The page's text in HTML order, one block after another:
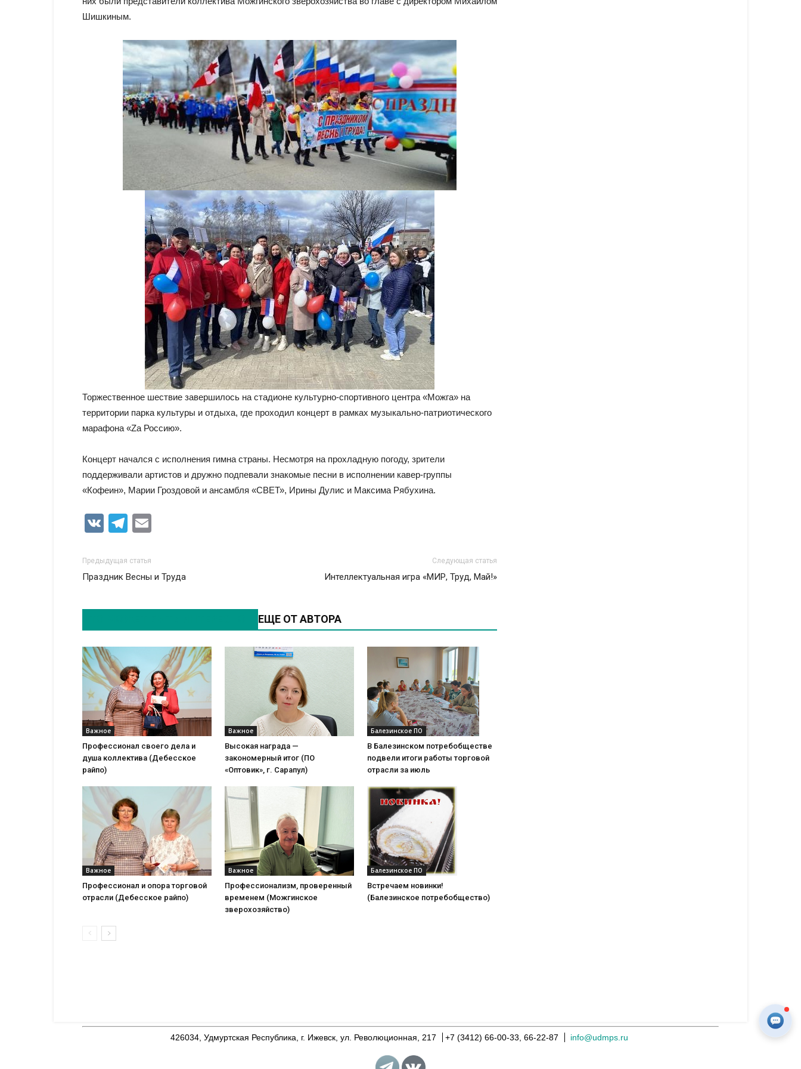
Шишкиным.
Торжественное шествие завершилось на стадионе культурно-спортивного центра «Можга» на
территории парка культуры и отдыха, где проходил концерт в рамках музыкально-патриотического
марафона «Zа Россию».
Концерт начался с исполнения гимна страны. Несмотря на прохладную погоду, зрители
поддерживали артистов и дружно подпевали знакомые песни в исполнении кавер-группы
«Кофеин», Марии Гроздовой и ансамбля «СВЕТ», Ирины Дулис и Максима Рябухина.
VK Telegram
Предыдущая статья
Праздник Весны и Труда
Следующая статья
Интеллектуальная игра «МИР, Труд, Май!»
ЕЩЕ ОТ АВТОРА
Важное
Профессионал своего дела и
душа коллектива (Дебесское
райпо)
Важное
Высокая награда —
закономерный итог (ПО
«Оптовик», г. Сарапул)
Балезинское ПО
В Балезинском потребобществе
подвели итоги работы торговой
отрасли за июль
Важное
Профессионал и опора торговой
отрасли (Дебесское райпо)
Важное
Профессионализм, проверенный
временем (Можгинское
зверохозяйство)
Балезинское ПО
Встречаем новинки!
(Балезинское потребобщество)
426034, Удмуртская Республика, г. Ижевск, ул. Революционная, 217 +7 (3412) 66-00-33, 66-22-87 info@udmps.ru